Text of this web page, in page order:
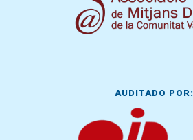
AUDITADO POR: